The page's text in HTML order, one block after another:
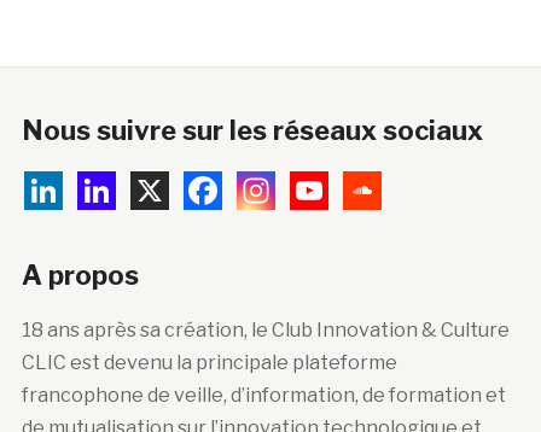
Nous suivre sur les réseaux sociaux
A propos
18 ans après sa création, le Club Innovation & Culture
CLIC est devenu la principale plateforme
francophone de veille, d’information, de formation et